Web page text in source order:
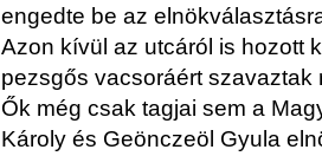
engedte be az
Azon kívül az utcáról is hozott
pezsgős vacsoráért szavaztak
Ők még csak tagjai sem a
Károly és Geönczeöl Gyula